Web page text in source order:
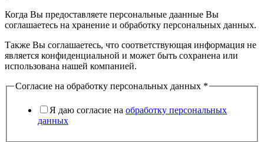
Когда Вы предоставляете персональные даанные Вы
соглашаетесь на хранение и обработку персональных данных.
Также Вы соглашаетесь, что соответствующая информация не
является конфиденциальной и может быть сохранена или
использована нашей компанией.
Согласие на обработку персональных данных *
Я даю согласие на обработку персональных
данных